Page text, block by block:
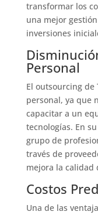
transformar los
una mejor
inversiones
Personal
El outsourcing
personal, ya que
capacitar a un
tecnologías. En
grupo de
través de
mejora la calidad
Costos
Una de las